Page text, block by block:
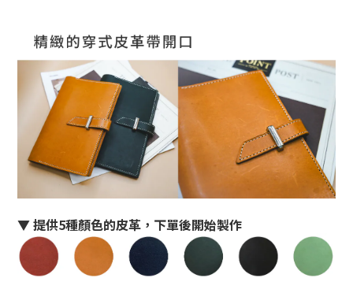
▼ 提供5種顏色的皮革，下單後開始製作